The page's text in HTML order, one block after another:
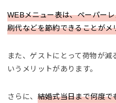
WEBメニュー表は、ペーパー
刷代などを節約できることがメ
また、ゲストにとって荷物が
いうメリットがあります。
さらに、 結婚式当日まで何度で